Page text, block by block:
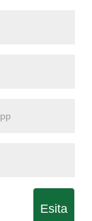
Esita